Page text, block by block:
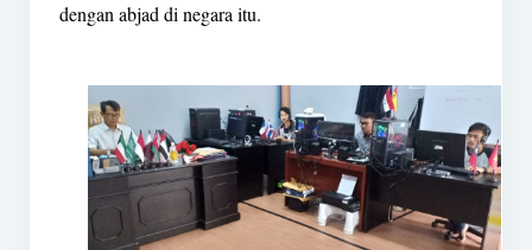
dengan abjad di negara itu.